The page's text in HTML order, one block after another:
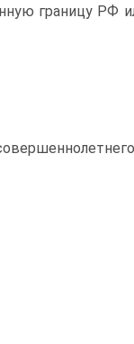
границу РФ